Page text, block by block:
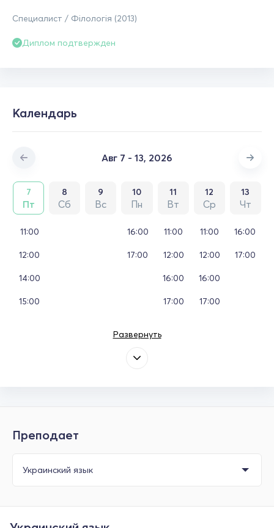
Специалист / Філологія (2013)
Диплом подтвержден
Календарь
Авг 7 - 13, 2026
7
Пт
8
Сб
9
Вс
10
Пн
11
Вт
12
Ср
13
Чт
11:00
12:00
14:00
15:00
16:00
17:00
11:00
12:00
16:00
17:00
11:00
12:00
16:00
17:00
16:00
17:00
Развернуть
Преподает